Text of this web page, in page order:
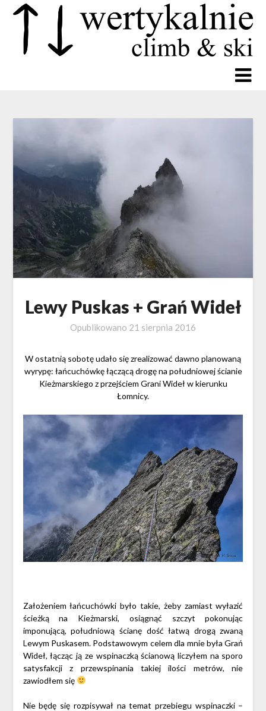
Lewy Puskas + Grań Wideł
Opublikowano 21 sierpnia 2016
W ostatnią sobotę udało się zrealizować dawno planowaną
wyrypę: łańcuchówkę łączącą drogę na południowej ścianie
Kieżmarskiego z przejściem Grani Wideł w kierunku
Łomnicy.
Założeniem łańcuchówki było takie, żeby zamiast wyłazić
ścieżką na Kieżmarski, osiągnąć szczyt pokonując
imponującą, południową ścianę dość łatwą drogą zwaną
Lewym Puskasem. Podstawowym celem dla mnie była Grań
Wideł, łącząc ją ze wspinaczką ścianową liczyłem na sporo
satysfakcji z przewspinania takiej ilości metrów, nie
zawiodłem się
Nie będę się rozpisywał na temat przebiegu wspinaczki –